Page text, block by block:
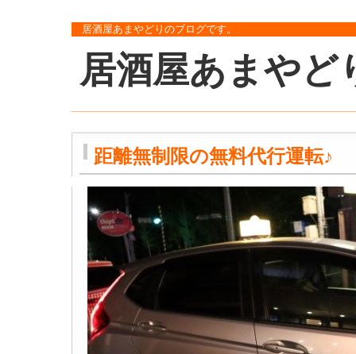
居酒屋あまやどりのブログです。
居酒屋あまやど
距離無制限の無料代行運転♪